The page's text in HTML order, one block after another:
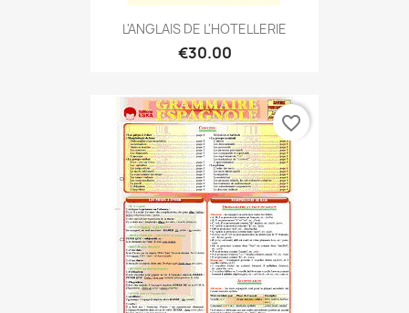
L'ANGLAIS DE L'HOTELLERIE
€30.00
favorite_border